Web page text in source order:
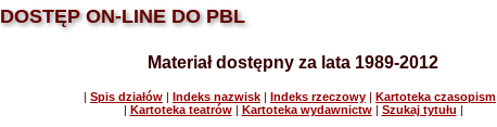
DOSTĘP ON-LINE DO PBL
Materiał dostępny za lata 1989-2012
| Spis działów | Indeks nazwisk | Indeks rzeczowy | Kartoteka czasopism
| Kartoteka teatrów| Kartoteka wydawnictw| Szukaj tytułu |